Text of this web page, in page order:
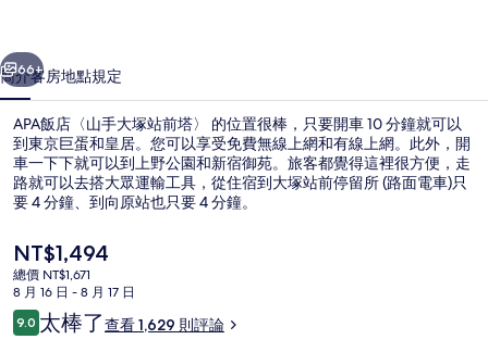
站
前
塔〉
的
相
片
集
個 下一個
66+
簡介客房地點規定
APA飯店〈山手大塚站前塔〉 的位置很棒，只要開車 10 分鐘就可以
到東京巨蛋和皇居。您可以享受免費無線上網和有線上網。此外，開
車一下下就可以到上野公園和新宿御苑。旅客都覺得這裡很方便，走
路就可以去搭大眾運輸工具，從住宿到大塚站前停留所 (路面電車)只
要 4 分鐘、到向原站也只要 4 分鐘。
目
前
的
價
格
NT$1,494
總價 NT$1,671
8 月 16 日 - 8 月 17 日
評
論
9.09.0 分，滿分 10 分，
太棒了查看 1,629 則評論